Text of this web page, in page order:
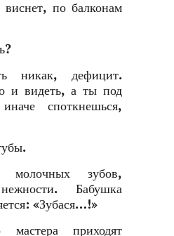
по балконам
никак, дефицит.
и видеть, а ты под
споткнешься,
молочных зубов,
Бабушка
«Зубася…!»
приходят